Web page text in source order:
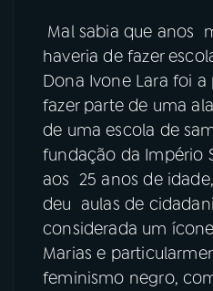
Mal sabia que anos
haveria de fazer
Dona Ivone Lara foi
fazer parte de uma
de uma escola de
fundação da Império
aos 25 anos de
deu aulas de
considerada um
Marias e
feminismo negro,